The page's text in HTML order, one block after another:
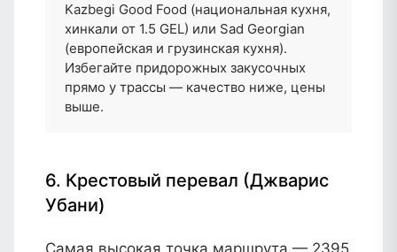
Kazbegi Good Food (национальная кухня,
хинкали от 1.5 GEL) или Sad Georgian
(европейская и грузинская кухня).
Избегайте придорожных закусочных
прямо у трассы — качество ниже, цены
выше.
6. Крестовый перевал (Джварис
Убани)